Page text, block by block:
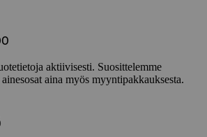
aktiivisesti. Suosittelemme
aina myös myyntipakkauksesta.